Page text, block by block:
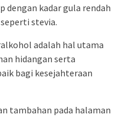
dengan kadar gula rendah
stevia.
adalah hal utama
hidangan serta
bagi kesejahteraan
tambahan pada halaman